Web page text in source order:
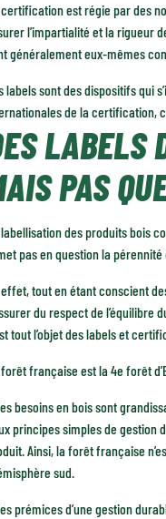
est régie par des
l’impartialité et la rigueur
généralement eux-mêmes
labels sont des dispositifs qui
de la certification,
LABELS
PAS
des produits bois
pas en question la
effet, tout en étant conscient
du respect de
tout l’objet des labels et
française est la 4e forêt
besoins en bois sont
principes simples de gestion
Ainsi, la forêt française
sud.
prémices d’une gestion